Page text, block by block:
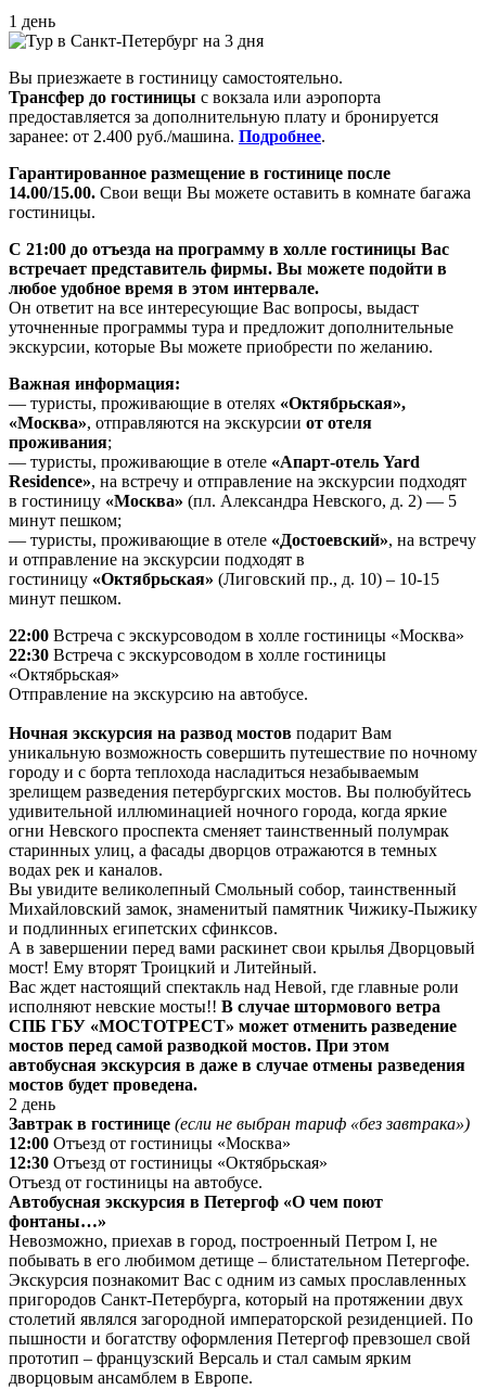
1 день
Вы приезжаете в гостиницу самостоятельно.
Трансфер до гостиницы с вокзала или аэропорта
предоставляется за дополнительную плату и бронируется
заранее: от 2.400 руб./машина. Подробнее.
Гарантированное размещение в гостинице после
14.00/15.00. Свои вещи Вы можете оставить в комнате багажа
гостиницы.
С 21:00 до отъезда на программу в холле гостиницы Вас
встречает представитель фирмы. Вы можете подойти в
любое удобное время в этом интервале.
Он ответит на все интересующие Вас вопросы, выдаст
уточненные программы тура и предложит дополнительные
экскурсии, которые Вы можете приобрести по желанию.
Важная информация:
— туристы, проживающие в отелях «Октябрьская»,
«Москва», отправляются на экскурсии от отеля
проживания;
— туристы, проживающие в отеле «Апарт-отель Yard
Residence», на встречу и отправление на экскурсии подходят
в гостиницу «Москва» (пл. Александра Невского, д. 2) — 5
минут пешком;
— туристы, проживающие в отеле «Достоевский», на встречу
и отправление на экскурсии подходят в
гостиницу «Октябрьская» (Лиговский пр., д. 10) – 10-15
минут пешком.
22:00 Встреча с экскурсоводом в холле гостиницы «Москва»
22:30 Встреча с экскурсоводом в холле гостиницы
«Октябрьская»
Отправление на экскурсию на автобусе.
Ночная экскурсия на развод мостов подарит Вам
уникальную возможность совершить путешествие по ночному
городу и с борта теплохода насладиться незабываемым
зрелищем разведения петербургских мостов. Вы полюбуйтесь
удивительной иллюминацией ночного города, когда яркие
огни Невского проспекта сменяет таинственный полумрак
старинных улиц, а фасады дворцов отражаются в темных
водах рек и каналов.
Вы увидите великолепный Смольный собор, таинственный
Михайловский замок, знаменитый памятник Чижику-Пыжику
и подлинных египетских сфинксов.
А в завершении перед вами раскинет свои крылья Дворцовый
мост! Ему вторят Троицкий и Литейный.
Вас ждет настоящий спектакль над Невой, где главные роли
исполняют невские мосты!! В случае штормового ветра
СПБ ГБУ «МОСТОТРЕСТ» может отменить разведение
мостов перед самой разводкой мостов. При этом
автобусная экскурсия в даже в случае отмены разведения
мостов будет проведена.
2 день
Завтрак в гостинице (если не выбран тариф «без завтрака»)
12:00 Отъезд от гостиницы «Москва»
12:30 Отъезд от гостиницы «Октябрьская»
Отъезд от гостиницы на автобусе.
Автобусная экскурсия в Петергоф «О чем поют
фонтаны…»
Невозможно, приехав в город, построенный Петром I, не
побывать в его любимом детище – блистательном Петергофе.
Экскурсия познакомит Вас с одним из самых прославленных
пригородов Санкт-Петербурга, который на протяжении двух
столетий являлся загородной императорской резиденцией. По
пышности и богатству оформления Петергоф превзошел свой
прототип – французский Версаль и стал самым ярким
дворцовым ансамблем в Европе.